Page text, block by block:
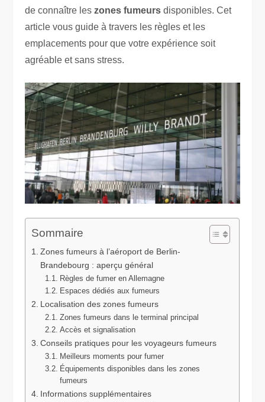
de connaître leszones fumeurs disponibles. Cet
article vous guide à travers les règles et les
emplacements pour que votre expérience soit
agréable et sans stress.
Sommaire
Zones fumeurs à l’aéroport de Berlin-
Brandebourg : aperçu général
Règles de fumer en Allemagne
Espaces dédiés aux fumeurs
Localisation des zones fumeurs
Zones fumeurs dans le terminal principal
Accès et signalisation
Conseils pratiques pour les voyageurs fumeurs
Meilleurs moments pour fumer
Équipements disponibles dans les zones
fumeurs
Informations supplémentaires